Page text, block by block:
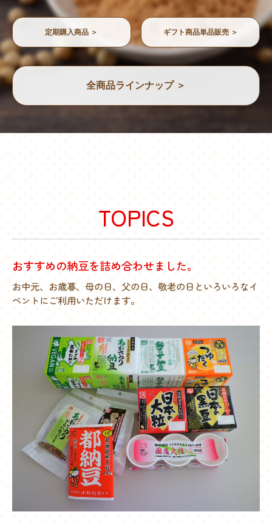
定期購入商品 ＞ ギフト商品単品販売 ＞
全商品ラインナップ ＞
TOPICS
おすすめの納豆を詰め合わせました。
お中元、お歳暮、母の日、父の日、敬老の日といろいろなイ
ベントにご利用いただけます。